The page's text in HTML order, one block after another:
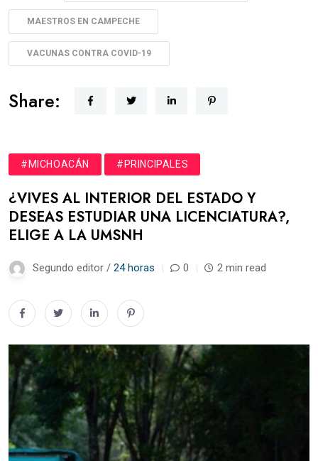
MAESTROS EN CAMPECHE
VACUNAS CONTRA COVID-19
Share:
#MICHOACÁN #PRINCIPALES
¿VIVES AL INTERIOR DEL ESTADO Y
DESEAS ESTUDIAR UNA LICENCIATURA?,
ELIGE A LA UMSNH
Segundo editor / 24 horas 0 2 min read